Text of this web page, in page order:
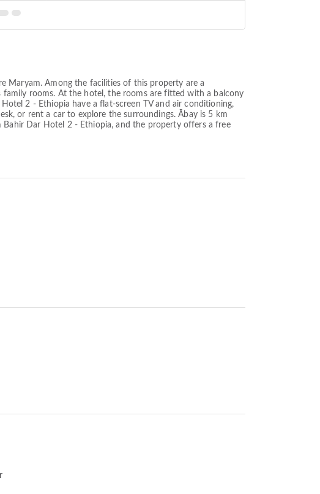
Maryam. Among the facilities of this property are a
rooms. At the hotel, the rooms are fitted with a balcony
2 - Ethiopia have a flat-screen TV and air conditioning,
or rent a car to explore the surroundings. Ābay is 5 km
Dar Hotel 2 - Ethiopia, and the property offers a free